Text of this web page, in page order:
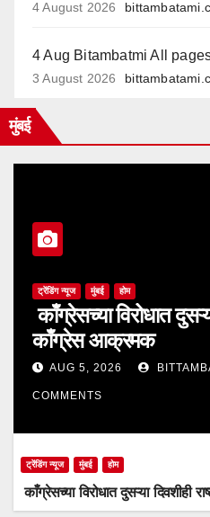
4 August 2026
4 Aug Bitambatmi All
3 August 2026
मुंबई
ट्रेंडिंग न्यूज मुंबई होम
काँग्रेसच्या विरोधात
काँग्रेस आक्रमक
AUG 5, 2026
COMMENTS
ट्रेंडिंग न्यूज मुंबई होम
काँग्रेसच्या विरोधात दुसऱ्या दिवशीही